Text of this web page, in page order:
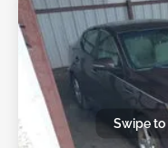
Swipe to